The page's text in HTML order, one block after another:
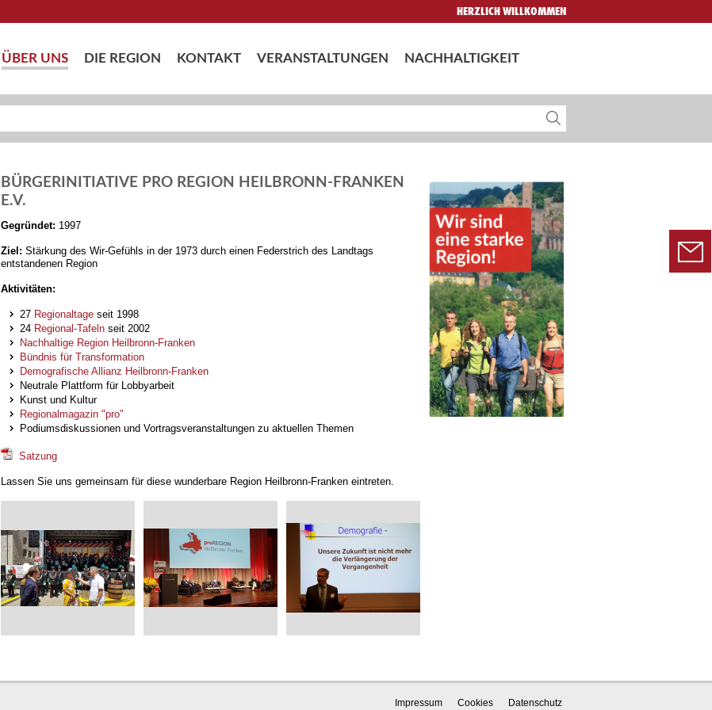
HERZLICH WILLKOMMEN
ÜBER UNS DIE REGION KONTAKT VERANSTALTUNGEN NACHHALTIGKEIT
BÜRGERINITIATIVE PRO REGION HEILBRONN-FRANKEN
E.V.
Gegründet: 1997
Ziel: Stärkung des Wir-Gefühls in der 1973 durch einen Federstrich des Landtags
entstandenen Region
Aktivitäten:
27 Regionaltageseit 1998
24 Regional-Tafelnseit 2002
Nachhaltige Region Heilbronn-Franken
Bündnis für Transformation
Demografische Allianz Heilbronn-Franken
Neutrale Plattform für Lobbyarbeit
Kunst und Kultur
Regionalmagazin "pro"
Podiumsdiskussionen und Vortragsveranstaltungen zu aktuellen Themen
Satzung
Lassen Sie uns gemeinsam für diese wunderbare Region Heilbronn-Franken eintreten.
Impressum Cookies Datenschutz